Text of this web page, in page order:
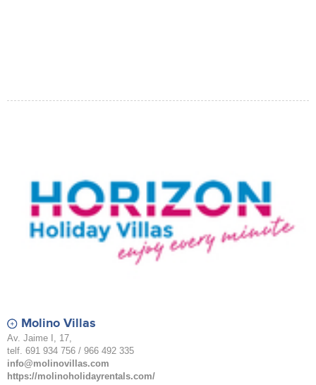
Molino Villas
Av. Jaime I, 17,
telf. 691 934 756 / 966 492 335
info@molinovillas.com
https://molinoholidayrentals.com/